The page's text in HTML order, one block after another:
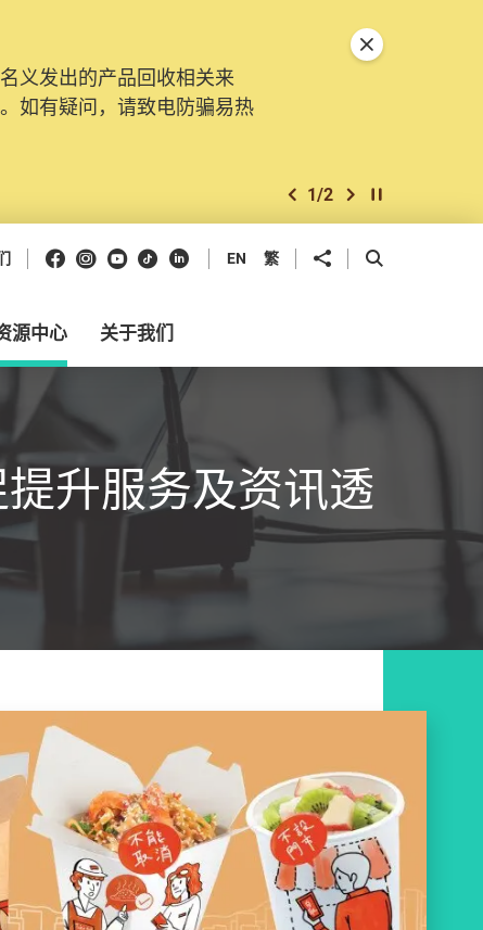
义发出的产品回收相关来
如有疑问，请致电防骗易热
上一个
1/2 下一个开始/暂停幻灯
关闭特別通告
Facebook
Instagram
Youtube
抖音领英 EN 繁 分享到 开启搜寻框
源中心 关于我们
升服务及资讯透